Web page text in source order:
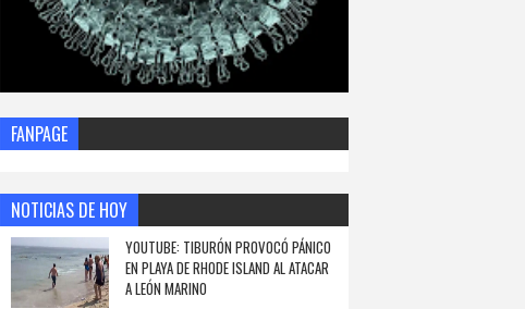
FANPAGE
NOTICIAS DE HOY
YOUTUBE: TIBURÓN PROVOCÓ PÁNICO
EN PLAYA DE RHODE ISLAND AL ATACAR
A LEÓN MARINO